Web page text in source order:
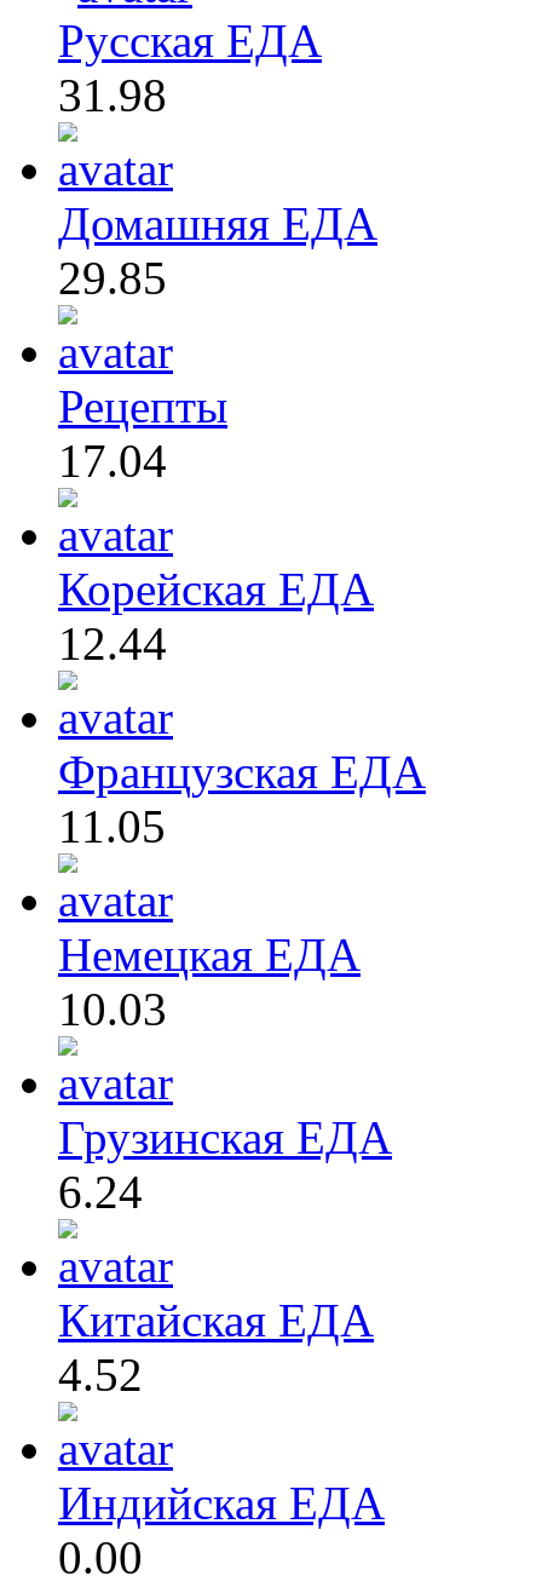
Русская ЕДА
31.98
Домашняя ЕДА
29.85
Рецепты
17.04
Корейская ЕДА
12.44
Французская ЕДА
11.05
Немецкая ЕДА
10.03
Грузинская ЕДА
6.24
Китайская ЕДА
4.52
Индийская ЕДА
0.00